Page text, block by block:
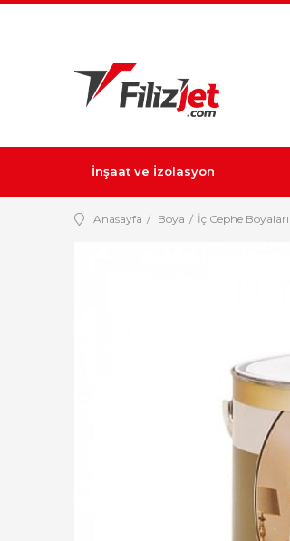
İnşaat ve İzolasyon
Anasayfa Boya İç Cephe Boyaları